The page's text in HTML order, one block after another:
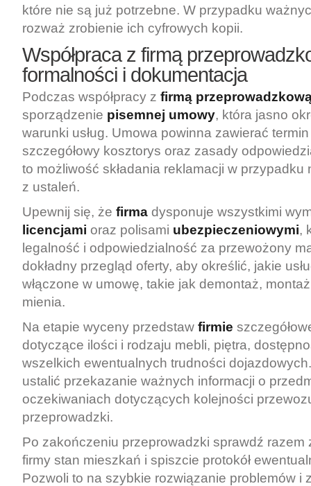
które nie są już potrzebne. W przypadku
rozważ zrobienie ich cyfrowych kopii.
Współpraca z firmą
formalności i dokumentacja
Podczas współpracy z firmą
sporządzenie pisemnej umowy, która jasno
warunki usług. Umowa powinna zawierać
szczegółowy kosztorys oraz zasady
to możliwość składania reklamacji w przypadku
z ustaleń.
Upewnij się, że firma dysponuje wszystkimi
licencjami oraz polisami ubezpieczeniowymi,
legalność i odpowiedzialność za przewożony
dokładny przegląd oferty, aby określić, jakie
włączone w umowę, takie jak demontaż,
mienia.
Na etapie wyceny przedstaw firmie
dotyczące ilości i rodzaju mebli, piętra,
wszelkich ewentualnych trudności
ustalić przekazanie ważnych informacji o
oczekiwaniach dotyczących kolejności
przeprowadzki.
Po zakończeniu przeprowadzki sprawdź razem
firmy stan mieszkań i spiszcie protokół
Pozwoli to na szybkie rozwiązanie problemów i